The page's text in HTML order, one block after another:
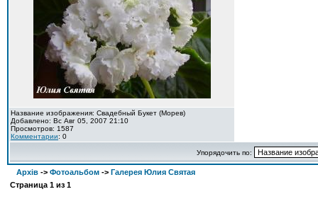
Название изображения: Свадебный Букет (Морев)
Добавлено: Вс Авг 05, 2007 21:10
Просмотров: 1587
Комментарии: 0
Упорядочить по:
Архів -> Фотоальбом -> Галерея Юлия Святая
Страница 1 из 1